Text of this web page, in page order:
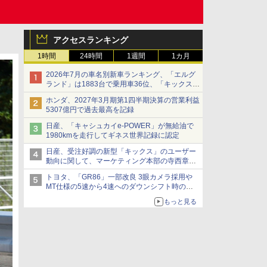
アクセスランキング
1時間 24時間 1週間 1カ月
2026年7月の車名別新車ランキング、「エルグ
ランド」は1883台で乗用車36位、「キックス」
は2591台で27位に
ホンダ、2027年3月期第1四半期決算の営業利益
5307億円で過去最高を記録
日産、「キャシュカイe-POWER」が無給油で
1980kmを走行してギネス世界記録に認定
日産、受注好調の新型「キックス」のユーザー
動向に関して、マーケティング本部の寺西章氏
が解説
トヨタ、「GR86」一部改良 3眼カメラ採用や
MT仕様の5速から4速へのダウンシフト時の操
もっと見る